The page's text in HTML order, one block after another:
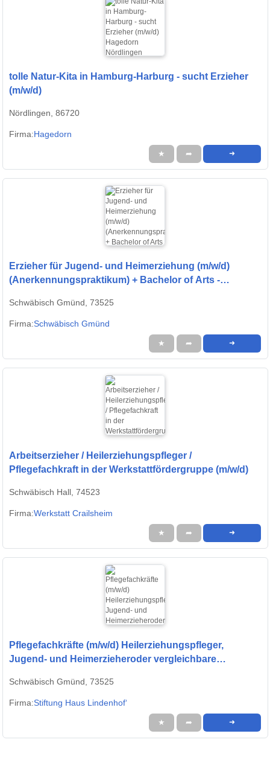
tolle Natur-Kita in Hamburg-Harburg - sucht Erzieher
(m/w/d)
Nördlingen, 86720
Firma:Hagedorn
★ ➦ ➜
Erzieher für Jugend- und Heimerziehung (m/w/d)
(Anerkennungspraktikum) + Bachelor of Arts -
Schwäbisch Gmünd, 73525
Firma:Schwäbisch Gmünd
★ ➦ ➜
Arbeitserzieher / Heilerziehungspfleger /
Pflegefachkraft in der Werkstattfördergruppe (m/w/d)
Schwäbisch Hall, 74523
Firma:Werkstatt Crailsheim
★ ➦ ➜
Pflegefachkräfte (m/w/d) Heilerziehungspfleger,
Jugend- und Heimerzieheroder vergleichbare
Schwäbisch Gmünd, 73525
Firma:Stiftung Haus Lindenhof‘
★ ➦ ➜